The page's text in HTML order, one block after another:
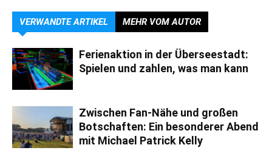
VERWANDTE ARTIKEL MEHR VOM AUTOR
Ferienaktion in der Überseestadt:
Spielen und zahlen, was man kann
Zwischen Fan-Nähe und großen
Botschaften: Ein besonderer Abend
mit Michael Patrick Kelly